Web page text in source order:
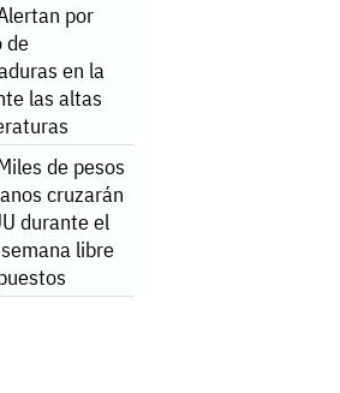
por
de
en la
las altas
de pesos
cruzarán
durante el
libre